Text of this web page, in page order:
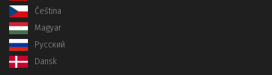
Čeština
Magyar
Русский
Dansk